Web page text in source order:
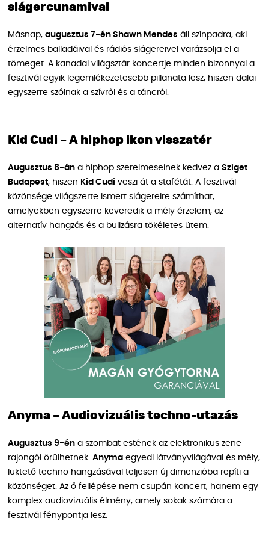
slágercunamival
Másnap, augusztus 7-én Shawn Mendes áll színpadra, aki
érzelmes balladáival és rádiós slágereivel varázsolja el a
tömeget. A kanadai világsztár koncertje minden bizonnyal a
fesztivál egyik legemlékezetesebb pillanata lesz, hiszen dalai
egyszerre szólnak a szívről és a táncról.
Kid Cudi – A hiphop ikon visszatér
Augusztus 8-án a hiphop szerelmeseinek kedvez a Sziget
Budapest, hiszen Kid Cudi veszi át a stafétát. A fesztivál
közönsége világszerte ismert slágereire számíthat,
amelyekben egyszerre keveredik a mély érzelem, az
alternatív hangzás és a bulizásra tökéletes ütem.
Anyma – Audiovizuális techno-utazás
Augusztus 9-én a szombat estének az elektronikus zene
rajongói örülhetnek. Anyma egyedi látványvilágával és mély,
lüktető techno hangzásával teljesen új dimenzióba repíti a
közönséget. Az ő fellépése nem csupán koncert, hanem egy
komplex audiovizuális élmény, amely sokak számára a
fesztivál fénypontja lesz.